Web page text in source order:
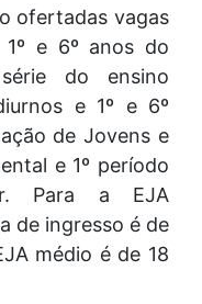
ofertadas vagas
1º e 6º anos do
do ensino
e 1º e 6º
de Jovens e
e 1º período
Para a EJA
de ingresso é de
médio é de 18